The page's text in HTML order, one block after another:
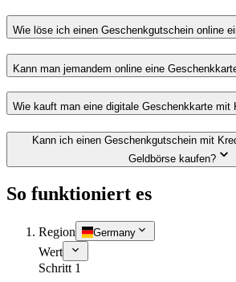
Wie löse ich einen Geschenkgutschein online
Kann man jemandem online eine
Wie kauft man eine digitale Geschenkkarte mit
Kann ich einen Geschenkgutschein mit
Geldbörse kaufen?
So funktioniert es
Region Germany
Wert
Schritt 1